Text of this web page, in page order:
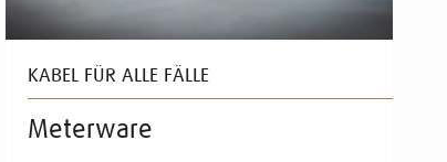
KABEL FÜR ALLE FÄLLE
Meterware